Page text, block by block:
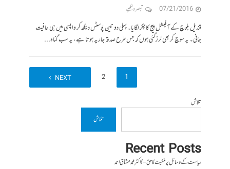
07/21/2016 تبصرہ لکھیے
قندیل بلوچ کے آفیشل پیج کا چکر لگایا۔ پہلی دو تین پوسٹس دیکھ کر واپسی میں ہی عافیت
جانی۔ یہ سوچ کر بھی لرز گئی ہوں کہ جس طرح صدقہ جاریہ ہوتا ہے، یہ سب گناہ...
1
2
NEXT
تلاش
تلاش
Recent Posts
ریاست کے وسائل پر ملکیت کا حق – ڈاکٹر محمد مشتاق احمد